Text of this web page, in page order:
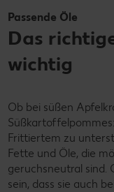
Passende Öle
Das
wichtig
Ob bei süßen
Frittiertem zu
Fette und Öle, die
geruchsneutral sind.
sein, dass sie auch